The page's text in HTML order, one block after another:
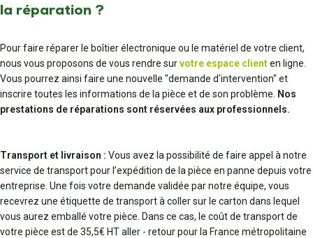
la réparation ?
Pour faire réparer le boîtier électronique ou le matériel de votre client,
nous vous proposons de vous rendre survotre espace clienten ligne.
Vous pourrez ainsi faire une nouvelle "demande d'intervention" et
inscrire toutes les informations de la pièce et de son problème. Nos
prestations de réparations sont réservées aux professionnels.
Transport et livraison : Vous avez la possibilité de faire appel à notre
service de transport pour l’expédition de la pièce en panne depuis votre
entreprise. Une fois votre demande validée par notre équipe, vous
recevrez une étiquette de transport à coller sur le carton dans lequel
vous aurez emballé votre pièce. Dans ce cas, le coût de transport de
votre pièce est de 35,5€ HT aller - retour pour la France métropolitaine